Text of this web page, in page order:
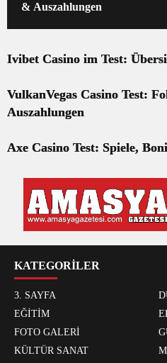
& Auszahlungen
Ivibet Casino im Test:
VulkanVegas Casino Test:
Auszahlungen
Axe Casino Test: Spiele,
KATEGORİLER
3. SAYFA
EĞİTİM
FOTO GALERİ
KÜLTÜR SANAT